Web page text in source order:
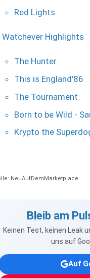
Red Lights
Watchever Highlights
The Hunter
This is England'86
The Tournament
Born to be Wild -
Krypto the
NeuAufDemMarketplace
Bleib am
Keinen Test, keinen Leak
uns auf
Auf